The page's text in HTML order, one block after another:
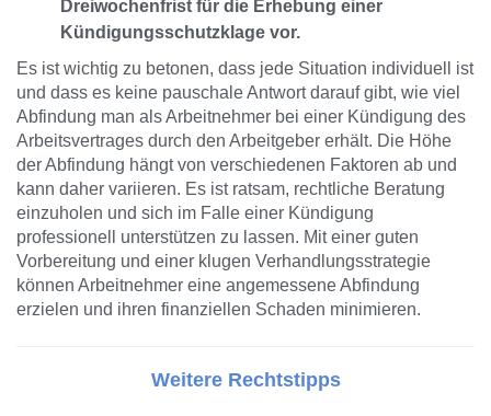
Dreiwochenfrist für die Erhebung einer
Kündigungsschutzklage vor.
Es ist wichtig zu betonen, dass jede Situation individuell ist
und dass es keine pauschale Antwort darauf gibt, wie viel
Abfindung man als Arbeitnehmer bei einer Kündigung des
Arbeitsvertrages durch den Arbeitgeber erhält. Die Höhe
der Abfindung hängt von verschiedenen Faktoren ab und
kann daher variieren. Es ist ratsam, rechtliche Beratung
einzuholen und sich im Falle einer Kündigung
professionell unterstützen zu lassen. Mit einer guten
Vorbereitung und einer klugen Verhandlungsstrategie
können Arbeitnehmer eine angemessene Abfindung
erzielen und ihren finanziellen Schaden minimieren.
Weitere Rechtstipps